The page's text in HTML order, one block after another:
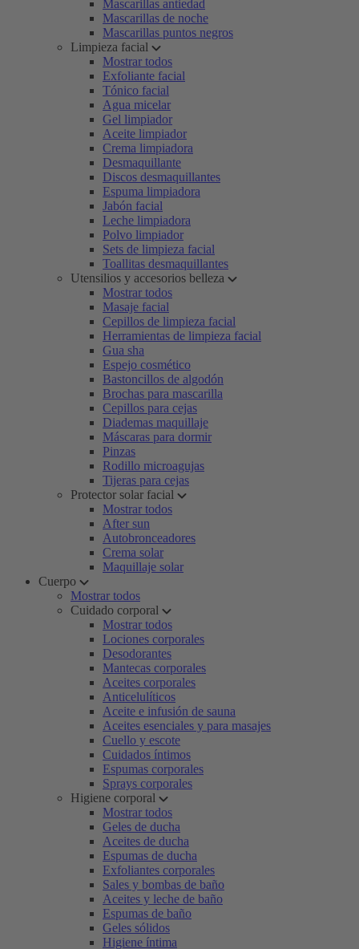
Mascarillas antiedad
Mascarillas de noche
Mascarillas puntos negros
Limpieza facial
Mostrar todos
Exfoliante facial
Tónico facial
Agua micelar
Gel limpiador
Aceite limpiador
Crema limpiadora
Desmaquillante
Discos desmaquillantes
Espuma limpiadora
Jabón facial
Leche limpiadora
Polvo limpiador
Sets de limpieza facial
Toallitas desmaquillantes
Utensilios y accesorios belleza
Mostrar todos
Masaje facial
Cepillos de limpieza facial
Herramientas de limpieza facial
Gua sha
Espejo cosmético
Bastoncillos de algodón
Brochas para mascarilla
Cepillos para cejas
Diademas maquillaje
Máscaras para dormir
Pinzas
Rodillo microagujas
Tijeras para cejas
Protector solar facial
Mostrar todos
After sun
Autobronceadores
Crema solar
Maquillaje solar
Cuerpo
Mostrar todos
Cuidado corporal
Mostrar todos
Lociones corporales
Desodorantes
Mantecas corporales
Aceites corporales
Anticelulíticos
Aceite e infusión de sauna
Aceites esenciales y para masajes
Cuello y escote
Cuidados íntimos
Espumas corporales
Sprays corporales
Higiene corporal
Mostrar todos
Geles de ducha
Aceites de ducha
Espumas de ducha
Exfoliantes corporales
Sales y bombas de baño
Aceites y leche de baño
Espumas de baño
Geles sólidos
Higiene íntima